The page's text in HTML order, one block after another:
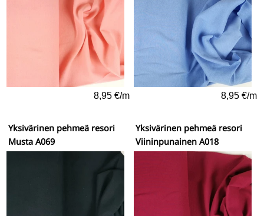
8,95 €/m 8,95 €/m
Yksivärinen pehmeä resori
Musta A069
Yksivärinen pehmeä resori
Viininpunainen A018